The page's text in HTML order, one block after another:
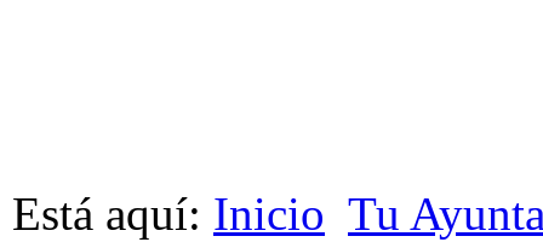
Está aquí: Inicio Tu